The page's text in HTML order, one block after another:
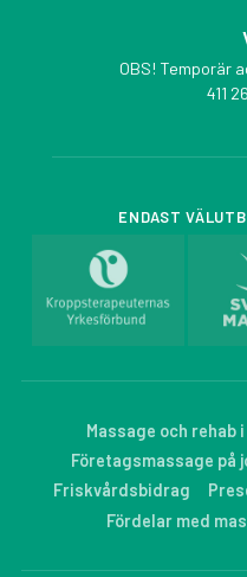
OBS! Temporär
411
ENDAST
Massage och rehab
Företagsmassage på
Friskvårdsbidrag
Fördelar med